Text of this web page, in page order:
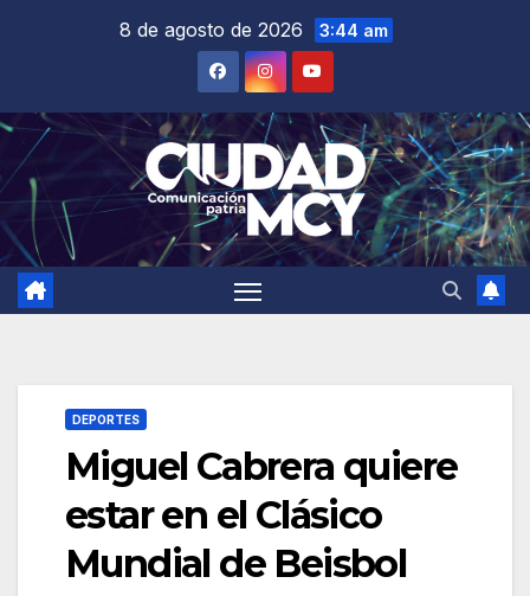
8 de agosto de 2026 3:44 am
DEPORTES
Miguel Cabrera quiere
estar en el Clásico
Mundial de Beisbol